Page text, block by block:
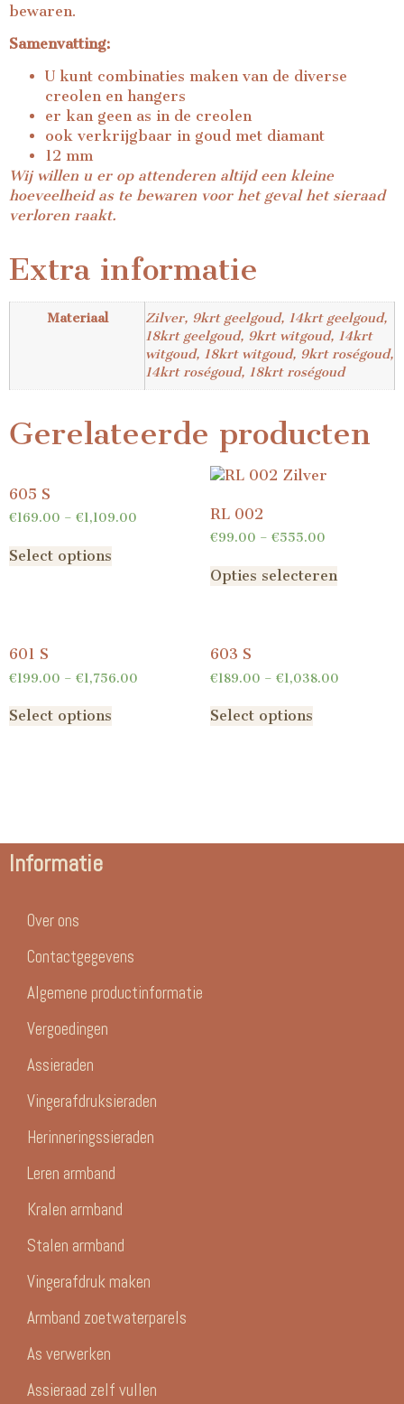
bewaren.
Samenvatting:
U kunt combinaties maken van de diverse
creolen en hangers
er kan geen as in de creolen
ook verkrijgbaar in goud met diamant
12 mm
Wij willen u er op attenderen altijd een kleine
hoeveelheid as te bewaren voor het geval het sieraad
verloren raakt.
Extra informatie
Materiaal
Zilver, 9krt geelgoud, 14krt geelgoud,
18krt geelgoud, 9krt witgoud, 14krt
witgoud, 18krt witgoud, 9krt roségoud,
14krt roségoud, 18krt roségoud
Gerelateerde producten
605 S
€169.00 – €1,109.00
Select options
RL 002
€99.00 – €555.00
Opties selecteren
601 S
€199.00 – €1,756.00
Select options
603 S
€189.00 – €1,038.00
Select options
Informatie
Over ons
Contactgegevens
Algemene productinformatie
Vergoedingen
Assieraden
Vingerafdruksieraden
Herinneringssieraden
Leren armband
Kralen armband
Stalen armband
Vingerafdruk maken
Armband zoetwaterparels
As verwerken
Assieraad zelf vullen